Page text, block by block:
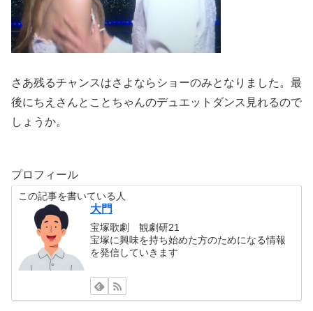
さあ残るチャンスはさよならショーのみとなりました。最
後にちえさんとことちゃんのデュエットダンス見れるので
しょうか。
プロフィール
この記事を書いている人
大門
宝塚歌劇 観劇研21
宝塚に興味を持ち始めた方のためになる情報
を発信していきます